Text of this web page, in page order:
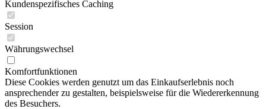
Kundenspezifisches Caching
Session
Währungswechsel
Komfortfunktionen
Diese Cookies werden genutzt um das Einkaufserlebnis noch
ansprechender zu gestalten, beispielsweise für die Wiedererkennung
des Besuchers.